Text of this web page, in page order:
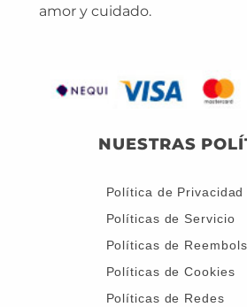
amor y cuidado.
NUESTRAS
Política de Privacidad
Políticas de Servicio
Políticas de
Políticas de Cookies
Políticas de Redes